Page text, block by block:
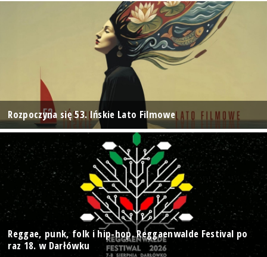
Rozpoczyna się 53. Ińskie Lato Filmowe
Reggae, punk, folk i hip-hop. Reggaenwalde Festival po
raz 18. w Darłówku